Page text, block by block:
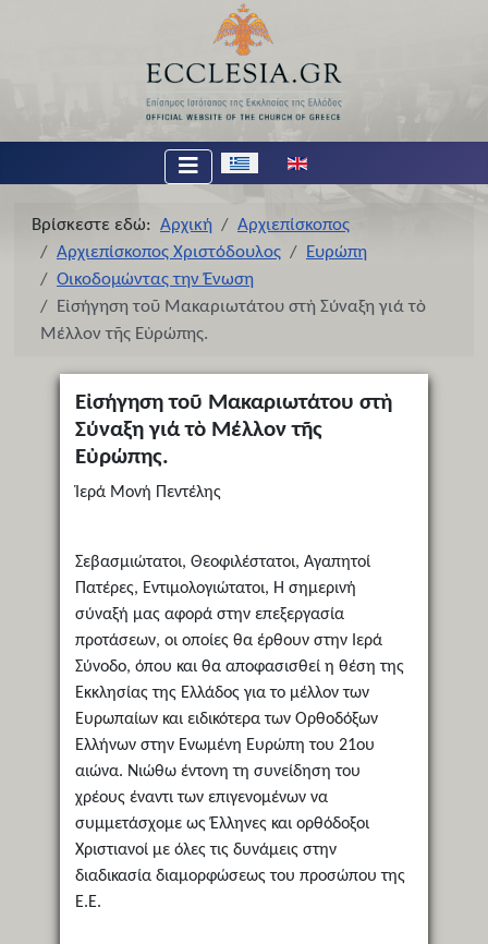
Επιλέξτε τη γλώσσα σας
Βρίσκεστε εδώ: Αρχική
Αρχιεπίσκοπος
Αρχιεπίσκοπος Χριστόδουλος
Ευρώπη
Οικοδομώντας την Ένωση
Εἰσήγηση τοῦ Μακαριωτάτου στὴ Σύναξη γιά τὸ
Μέλλον τῆς Εὐρώπης.
Εἰσήγηση τοῦ Μακαριωτάτου στὴ
Σύναξη γιά τὸ Μέλλον τῆς
Εὐρώπης.
Ἱερά Μονή Πεντέλης
Σεβασμιώτατοι, Θεοφιλέστατοι, Αγαπητοί
Πατέρες, Εντιμολογιώτατοι, Η σημερινή
σύναξή μας αφορά στην επεξεργασία
προτάσεων, οι οποίες θα έρθουν στην Ιερά
Σύνοδο, όπου και θα αποφασισθεί η θέση της
Εκκλησίας της Ελλάδος για το μέλλον των
Ευρωπαίων και ειδικότερα των Ορθοδόξων
Ελλήνων στην Ενωμένη Ευρώπη του 21ου
αιώνα. Νιώθω έντονη τη συνείδηση του
χρέους έναντι των επιγενομένων να
συμμετάσχομε ως Έλληνες και ορθόδοξοι
Χριστιανοί με όλες τις δυνάμεις στην
διαδικασία διαμορφώσεως του προσώπου της
Ε.Ε.